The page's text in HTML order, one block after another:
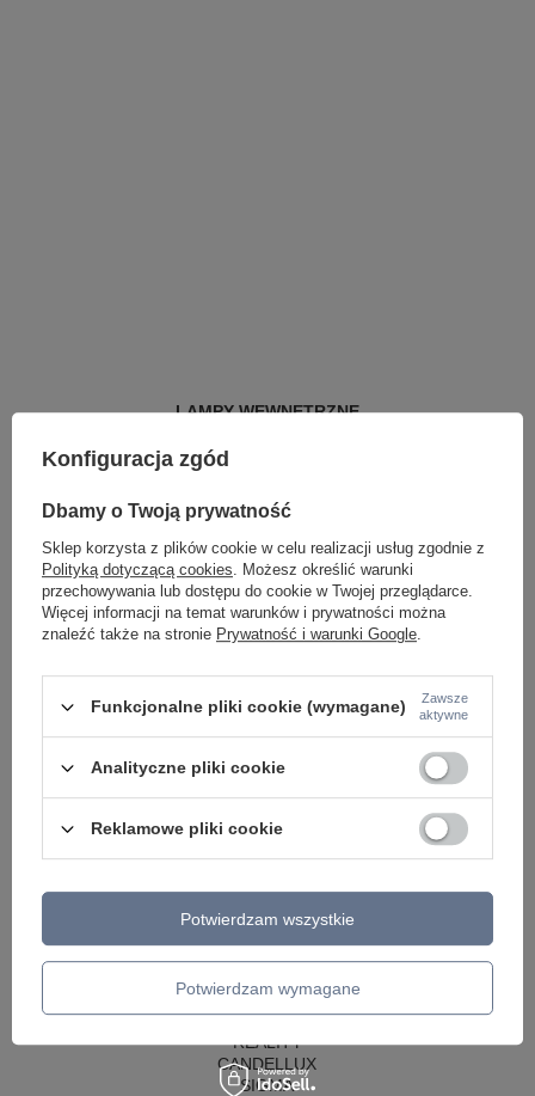
LAMPY WEWNĘTRZNE
ŻYRANDOLE
ŻYRANDOLE KRYSZTAŁOWE
LAMPY WISZĄCE - OKRĘGI
KINKIETY DO SYPIALNI
LAMPY SUFITOWE OKRĄGŁE
LAMPY WISZĄCE
SŁUPKI OGRODOWE
LAMPY OGRODOWE - WISZĄCE
LAMPY WISZĄCE - ZEWNĘTRZNE
LAMPY OGRODOWE - SUFITOWE
GIRLANDY OGRODOWE
PRODUCENCI
MAYTONI
ARGON
REALITY
CANDELLUX
SIGMA
Konfiguracja zgód
Dbamy o Twoją prywatność
Sklep korzysta z plików cookie w celu realizacji usług zgodnie z
Polityką dotyczącą cookies. Możesz określić warunki
przechowywania lub dostępu do cookie w Twojej przeglądarce.
Więcej informacji na temat warunków i prywatności można
znaleźć także na stronie Prywatność i warunki Google.
Funkcjonalne pliki cookie (wymagane)
Zawsze
aktywne
Analityczne pliki cookie
Reklamowe pliki cookie
Potwierdzam wymagane
Potwierdzam wszystkie